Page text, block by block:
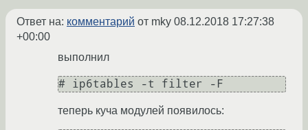
Ответ на: комментарий от mky 08.12.2018 17:27:38
+00:00
выполнил
теперь куча модулей появилось: